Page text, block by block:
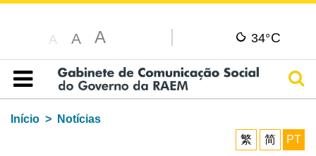
A A A 34°C
Índice
Início
Notícias
繁
简 PT